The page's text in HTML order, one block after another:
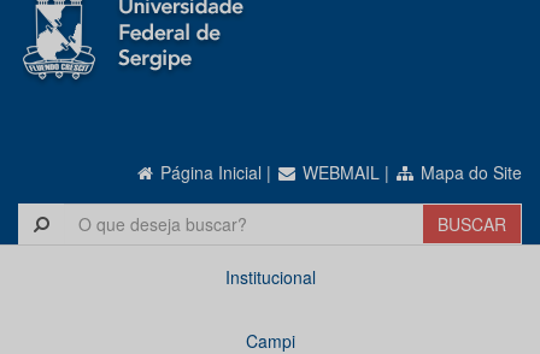
Página Inicial | WEBMAIL | Mapa do Site
Institucional
Campi